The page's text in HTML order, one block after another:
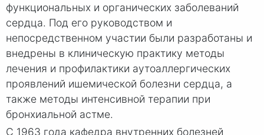
функциональных и органических заболеваний
сердца. Под его руководством и
непосредственном участии были разработаны и
внедрены в клиническую практику методы
лечения и профилактики аутоаллергических
проявлений ишемической болезни сердца, а
также методы интенсивной терапии при
бронхиальной астме.
С 1963 года кафедра внутренних болезней